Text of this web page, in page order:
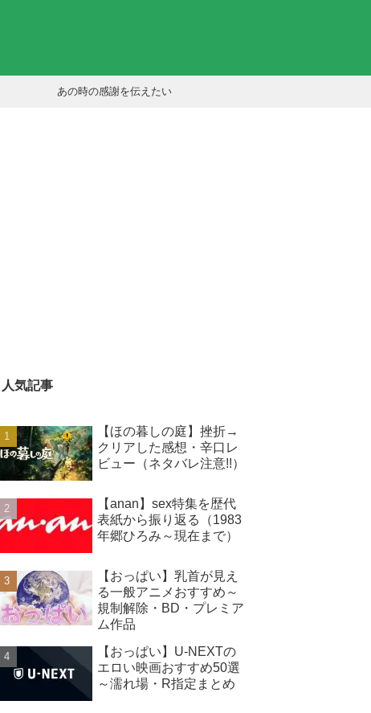
あの時の感謝を伝えたい
人気記事
【ほの暮しの庭】挫折→
クリアした感想・辛口レ
ビュー（ネタバレ注意!!）
【anan】sex特集を歴代
表紙から振り返る（1983
年郷ひろみ～現在まで）
【おっぱい】乳首が見え
る一般アニメおすすめ～
規制解除・BD・プレミア
ム作品
【おっぱい】U-NEXTの
エロい映画おすすめ50選
～濡れ場・R指定まとめ